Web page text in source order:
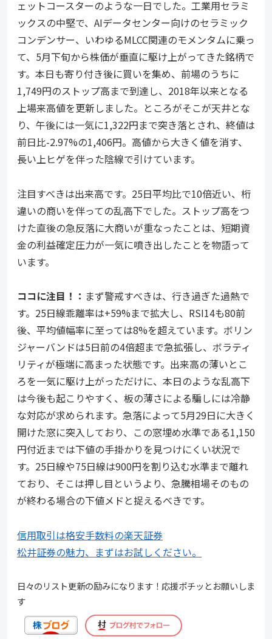
ェットコースターのような一日でした。工業用セラミ
ックスの中堅で、AIデータセンター向けのセラミック
コンデンサー、いわゆるMLCC関連のモメンタムに乗っ
て、5月下旬から株価が垂直に駆け上がってきた銘柄で
す。本日も寄り付き後に買いを集め、前場のうちに
1,749円のストップ高まで到達し、2018年以来となる
上場来高値を更新しました。ところがそこが天井とな
り、午後には一気に1,322円まで突き落とされ、終値は
前日比-2.97%の1,406円。高値から大きく値を消す、
長い上ヒゲを伴った陰線で引けています。
注目すべきは出来高です。25日平均比で10倍近い、桁
違いの商いを伴っての乱高下でした。ストップ高をつ
けた直後の急反落に大商いが重なったことは、短期資
金の利益確定圧力が一気に噴き出したことを物語って
います。
ココに注目！： まず警戒すべきは、行き過ぎた過熱で
す。25日線乖離率は+59%まで拡大し、RSI14も80前
後、平均値幅率に至っては8%を超えています。ボリン
ジャーバンドは5日前の4倍超まで急拡張し、ボラティ
リティが極端に高まった状態です。出来高の薄いとこ
ろを一気に駆け上がっただけに、本日のような乱高下
は今後も起こりやすく、板の薄さによる騙しには冷静
な対応が求められます。急落によって5月29日に大きく
開けた窓に突入しており、この窓埋め水準である1,150
円付近までは下値の手掛かりを見つけにくい状況で
す。25日線や75日線は900円を割り込む水準まで離れ
ており、そこは押し目というより、急騰相場そのもの
が終わる場合の下値メドと捉えるべきです。
信用取引は格安手数料の楽天証券
松井証券の魅力、まずはお試しください。
日々のリスト更新の励みになります！応援ポチッとお願いしま
す